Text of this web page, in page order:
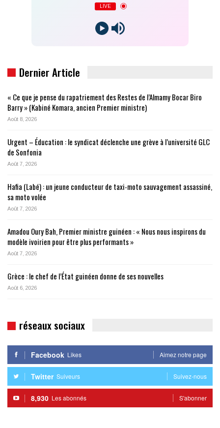
LIVE
Dernier Article
« Ce que je pense du rapatriement des Restes de l’Almamy Bocar Biro
Barry » (Kabiné Komara, ancien Premier ministre)
Août 8, 2026
Urgent – Éducation : le syndicat déclenche une grève à l’université GLC
de Sonfonia
Août 7, 2026
Hafia (Labé) : un jeune conducteur de taxi-moto sauvagement assassiné,
sa moto volée
Août 7, 2026
Amadou Oury Bah, Premier ministre guinéen : « Nous nous inspirons du
modèle ivoirien pour être plus performants »
Août 7, 2026
Grèce : le chef de l’État guinéen donne de ses nouvelles
Août 6, 2026
réseaux sociaux
Facebook Likes Aimez notre page
Twitter Suiveurs Suivez-nous
8,930 Les abonnés S'abonner